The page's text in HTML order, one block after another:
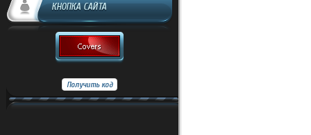
КНОПКА САЙТА